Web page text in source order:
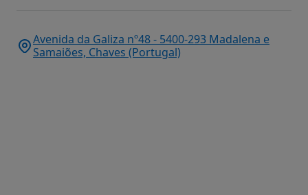
Avenida da Galiza nº48 - 5400-293 Madalena e
Samaiões, Chaves (Portugal)